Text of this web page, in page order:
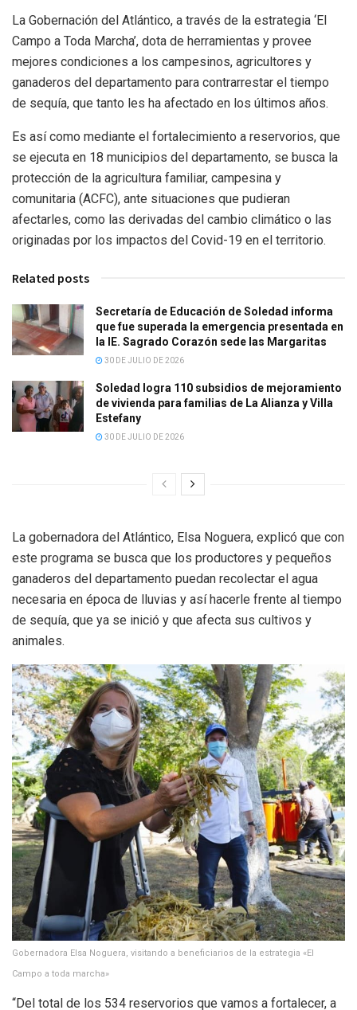
La Gobernación del Atlántico, a través de la estrategia ‘El
Campo a Toda Marcha’, dota de herramientas y provee
mejores condiciones a los campesinos, agricultores y
ganaderos del departamento para contrarrestar el tiempo
de sequía, que tanto les ha afectado en los últimos años.
Es así como mediante el fortalecimiento a reservorios, que
se ejecuta en 18 municipios del departamento, se busca la
protección de la agricultura familiar, campesina y
comunitaria (ACFC), ante situaciones que pudieran
afectarles, como las derivadas del cambio climático o las
originadas por los impactos del Covid-19 en el territorio.
Related posts
Secretaría de Educación de Soledad informa
que fue superada la emergencia presentada en
la IE. Sagrado Corazón sede las Margaritas
30 DE JULIO DE 2026
Soledad logra 110 subsidios de mejoramiento
de vivienda para familias de La Alianza y Villa
Estefany
30 DE JULIO DE 2026
La gobernadora del Atlántico, Elsa Noguera, explicó que con
este programa se busca que los productores y pequeños
ganaderos del departamento puedan recolectar el agua
necesaria en época de lluvias y así hacerle frente al tiempo
de sequía, que ya se inició y que afecta sus cultivos y
animales.
Gobernadora Elsa Noguera, visitando a beneficiarios de la estrategia «El
Campo a toda marcha»
“Del total de los 534 reservorios que vamos a fortalecer, a